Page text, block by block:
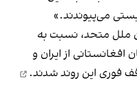
می‌پیوندند.»
ملل متحد، نسبت به
افغانستانی از ایران و
فوری این روند شدند.